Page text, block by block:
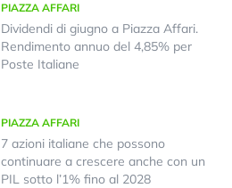
PIAZZA AFFARI
Dividendi di giugno a Piazza Affari.
Rendimento annuo del 4,85% per
Poste Italiane
PIAZZA AFFARI
7 azioni italiane che possono
continuare a crescere anche con un
PIL sotto l’1% fino al 2028